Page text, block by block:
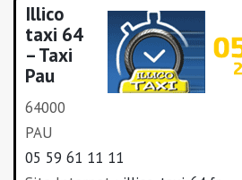
Illico
taxi 64
– Taxi
Pau
64000
PAU
05 59 61 11 11